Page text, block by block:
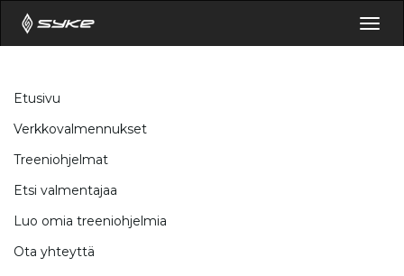
Etusivu
Verkkovalmennukset
Treeniohjelmat
Etsi valmentajaa
Luo omia treeniohjelmia
Ota yhteyttä